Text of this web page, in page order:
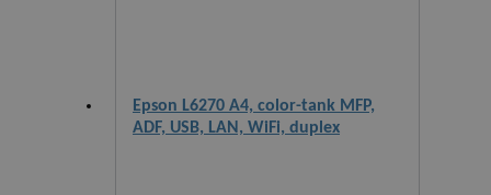
Epson L6270 A4, color-tank MFP,
ADF, USB, LAN, WiFi, duplex